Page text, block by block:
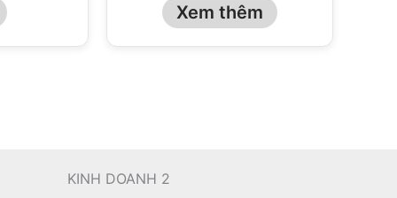
Xem thêm
KINH DOANH 2